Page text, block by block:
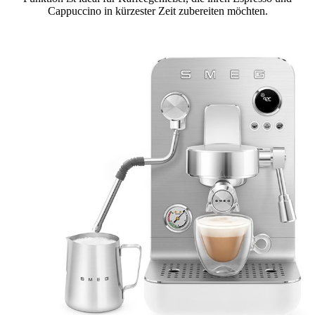
Cappuccino in kürzester Zeit zubereiten möchten.